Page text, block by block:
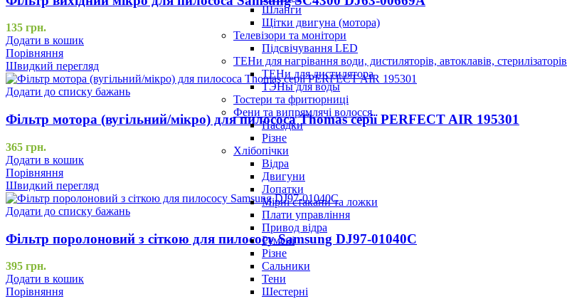
Шланги
Щітки двигуна (мотора)
Телевізори та монітори
Підсвічування LED
ТЕНи для нагрівання води, дистиляторів, автоклавів, стерилізаторів
ТЕНи для дистилятора
ТЭНы для воды
Тостери та фритюрниці
Фени та випрямлячі волосся
Насадки
Різне
Хлібопічки
Відра
Двигуни
Лопатки
Мірні стакани та ложки
Плати управління
Привод відра
Ремені
Різне
Сальники
Тени
Шестерні
135 грн.
Додати в кошик
Порівняння
Швидкий перегляд
Додати до списку бажань
Фільтр мотора (вугільний/мікро) для пилососа Thomas серії PERFECT AIR 195301
365 грн.
Додати в кошик
Порівняння
Швидкий перегляд
Додати до списку бажань
Фільтр поролоновий з сіткою для пилососу Samsung DJ97-01040C
395 грн.
Додати в кошик
Порівняння